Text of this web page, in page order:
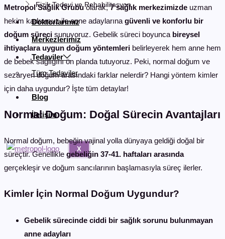
Fizik Tedavi ve Rehabilitasyon
Doktorlarımız
Merkezlerimiz
Tedaviler
Tüm Tedaviler
Blog
İletişim
X
Metropol Sağlık Grubuolarak,7 sağlık merkezimizde uzman
hekim kadromuz ile anne adaylarına güvenli ve konforlu bir
doğum süreci sunuyoruz. Gebelik süreci boyunca bireysel
ihtiyaçlara uygun doğum yöntemleri belirleyerek hem anne hem
de bebek sağlığını ön planda tutuyoruz. Peki, normal doğum ve
sezaryen doğum arasındaki farklar nelerdir? Hangi yöntem kimler
için daha uygundur? İşte tüm detaylar!
Normal Doğum: Doğal Sürecin Avantajları
Normal doğum, bebeğin vajinal yolla dünyaya geldiği doğal bir
süreçtir. Genellikle gebeliğin 37-41. haftaları arasında
gerçekleşir ve doğum sancılarının başlamasıyla süreç ilerler.
Kimler İçin Normal Doğum Uygundur?
Gebelik sürecinde ciddi bir sağlık sorunu bulunmayan
anne adayları